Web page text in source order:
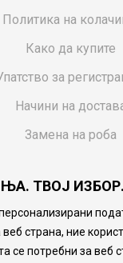
Политика на
Како да купите
за
Начини на
Замена на роба
Ваучери
Product Finder
FAQs
ТВОЈ ИЗБОР.
страна, ние
се потребни за веб